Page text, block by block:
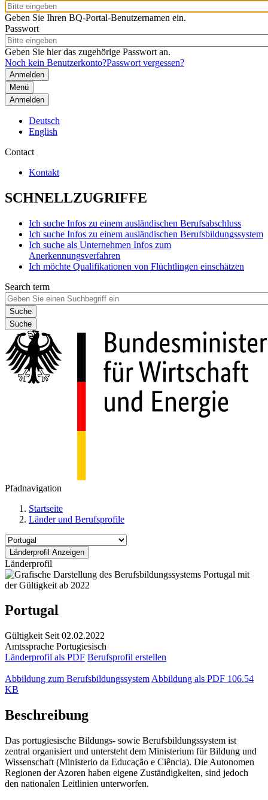
Geben Sie Ihren BQ-Portal-Benutzernamen ein.
Passwort
Geben Sie hier das zugehörige Passwort an.
Noch kein Benutzerkonto?Passwort vergessen?
Menü
Anmelden
Deutsch
English
Contact
Kontakt
SCHNELLZUGRIFFE
Ich suche Infos zu einem ausländischen Berufsabschluss
Ich suche Infos zu einem ausländischen Berufsbildungssystem
Ich suche als Unternehmen Infos zum
Anerkennungsverfahren
Ich möchte Qualifikationen von Flüchtlingen einschätzen
Search term
Suche
Pfadnavigation
Startseite
Länder und Berufsprofile
Länderprofil
Portugal
Gültigkeit Seit 02.02.2022
Amtssprache Portugiesisch
Länderprofil als PDF Berufsprofil erstellen
Abbildung zum Berufsbildungssystem Abbildung als PDF 106.54
KB
Beschreibung
Das portugiesische Bildungs- sowie Berufsbildungssystem ist
zentral organisiert und untersteht dem Ministerium für Bildung und
Wissenschaft (Ministerio da Educação e Ciência). Die Autonomen
Regionen der Azoren haben eigene Zuständigkeiten, sind jedoch
den nationalen Leitlinien unterworfen.